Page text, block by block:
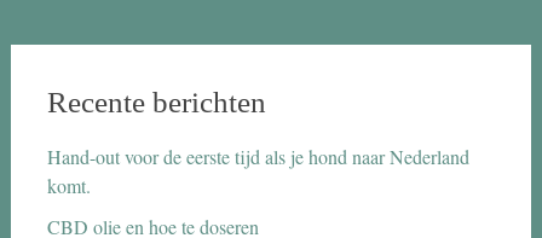
Recente berichten
Hand-out voor de eerste tijd als je hond naar Nederland
komt.
CBD olie en hoe te doseren